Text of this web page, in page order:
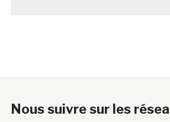
Nous suivre sur les